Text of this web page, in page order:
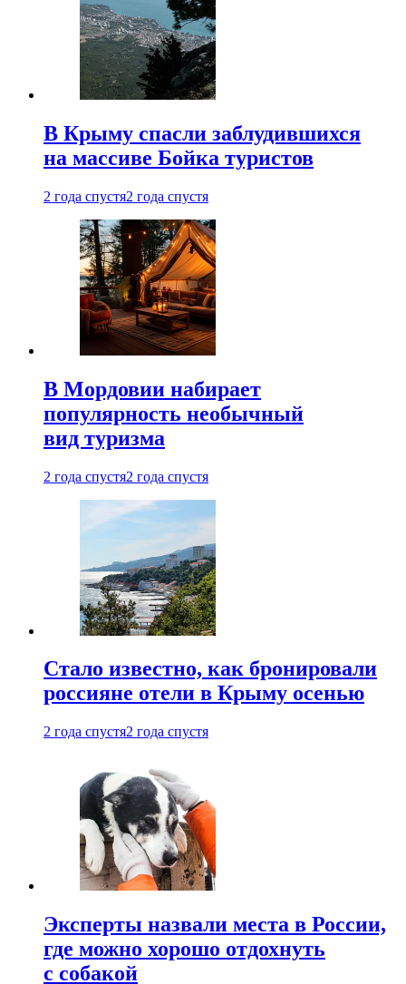
В Крыму спасли заблудившихся
на массиве Бойка туристов
2 года спустя2 года спустя
В Мордовии набирает
популярность необычный
вид туризма
2 года спустя2 года спустя
Стало известно, как бронировали
россияне отели в Крыму осенью
2 года спустя2 года спустя
Эксперты назвали места в России,
где можно хорошо отдохнуть
с собакой